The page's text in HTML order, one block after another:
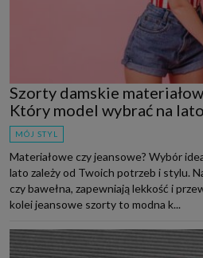
Szorty damskie
Który model wybrać na
MÓJ STYL
Materiałowe czy jeansowe? Wybór
lato zależy od Twoich potrzeb i stylu.
czy bawełna, zapewniają lekkość i
kolei jeansowe szorty to modna k...